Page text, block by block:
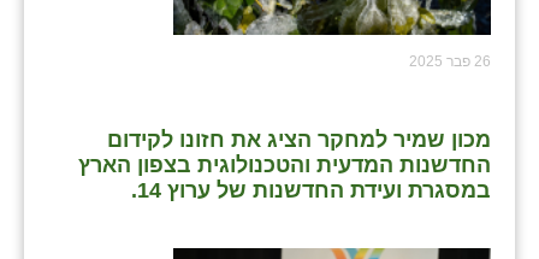
26 פבר 2025
מכון שמיר למחקר הציג את חזונו לקידום
החדשנות המדעית והטכנולוגית בצפון הארץ
במסגרת ועידת החדשנות של ערוץ 14.